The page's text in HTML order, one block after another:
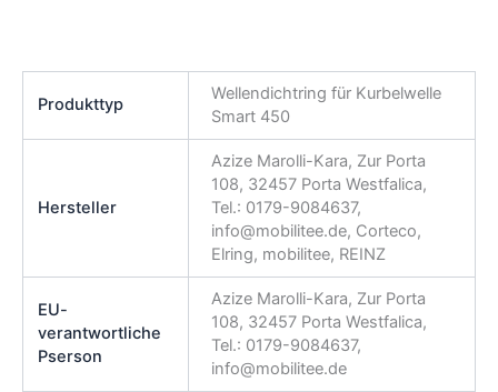
Produkttyp
Wellendichtring für Kurbelwelle
Smart 450
Hersteller
Azize Marolli-Kara, Zur Porta
108, 32457 Porta Westfalica,
Tel.: 0179-9084637,
info@mobilitee.de, Corteco,
Elring, mobilitee, REINZ
EU-
verantwortliche
Pserson
Azize Marolli-Kara, Zur Porta
108, 32457 Porta Westfalica,
Tel.: 0179-9084637,
info@mobilitee.de